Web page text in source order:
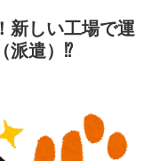
新しい工場で運
派遣）⁉